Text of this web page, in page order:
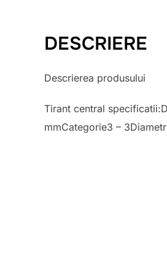
DESCRIERE
Descrierea produsului
Tirant central
mmCategorie3 –